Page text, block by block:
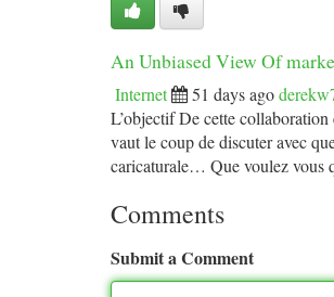
An Unbiased View Of
Internet 51 days ago
L’objectif De cette
vaut le coup de discuter avec
caricaturale… Que voulez vous
Comments
Submit a Comment